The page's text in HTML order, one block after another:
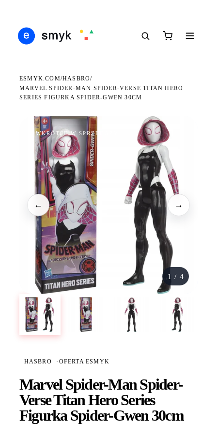
ESMYK.COM/HASBRO/
MARVEL SPIDER-MAN SPIDER-VERSE TITAN HERO
SERIES FIGURKA SPIDER-GWEN 30CM
WKRÓTCE W SPRZEDAŻY
← →
1 / 4
HASBRO · OFERTA ESMYK
Marvel Spider-Man Spider-
Verse Titan Hero Series
Figurka Spider-Gwen 30cm